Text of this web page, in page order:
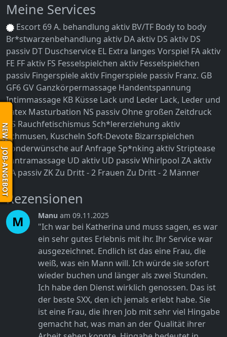
Meine Services
Escort 69A. behandlung aktiv BV/TF Body to body
Br*stwarzenbehandlung aktiv DA aktiv DS aktiv DS
passiv DT Duschservice EL Extra langes Vorspiel FA aktiv
FE FF aktiv FS Fesselspielchen aktiv Fesselspielchen
passiv Fingerspiele aktiv Fingerspiele passiv Franz. GB
GF6 GV Ganzkörpermassage Handentspannung
Intimmassage KB Küsse Lack und Leder Lack, Leder und
Latex Masturbation NS passiv Ohne großen Zeitdruck
RS Rauchfetischismus Sch*lererziehung aktiv
Schmusen, Kuscheln Soft-Devote Bizarrspielchen
Sonderwünsche auf Anfrage Sp*nking aktiv Striptease
Tantramassage UD aktiv UD passivWhirlpool ZA aktiv
ZA passivZKZu Dritt - 2 Frauen Zu Dritt - 2 Männer
Rezensionen
M Manu am 09.11.2025
"Ich war bei Katherina und muss sagen, es war
ein sehr gutes Erlebnis mit ihr. Ihr Service war
ausgezeichnet. Endlich ist das eine Frau, die
weiß, was ein Mann will. Ich würde sie sofort
wieder buchen und länger als zwei Stunden.
Ich habe den Dienst wirklich genossen. Das ist
der beste SXX, den ich jemals erlebt habe. Sie
ist eine Frau, die ihren Job mit sehr viel Hingabe
gemacht hat, was man an der Qualität ihrer
NEWS
JOB-ANGEBOT